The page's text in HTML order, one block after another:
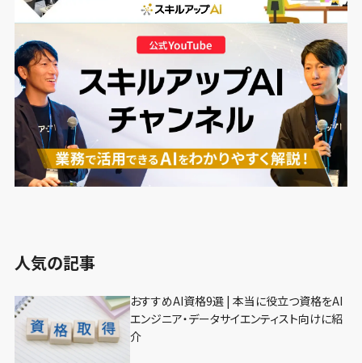
人気の記事
おすすめAI資格9選 | 本当に役立つ資格をAI
エンジニア・データサイエンティスト向けに紹
介